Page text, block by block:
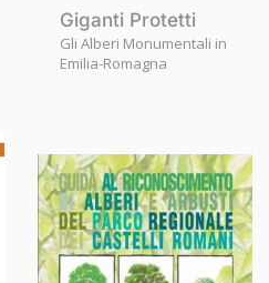
Giganti Protetti
Gli Alberi Monumentali in
Emilia-Romagna